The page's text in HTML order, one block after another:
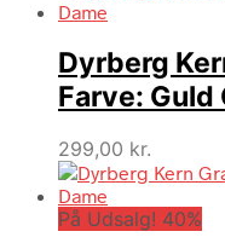
Dyrberg
Farve: Guld
299,00 kr.
På Udsalg! 40%